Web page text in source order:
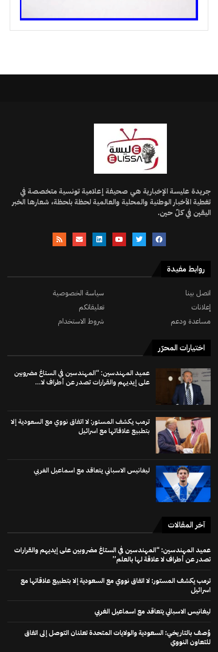
جريدة عليسة الإخبارية هي صحيفة إعلامية تونسية متخصصة في
تغطية الأخبار الوطنية والمحلية والعالمية لحظة بلحظة، شعارها الخبر
اليقين في كلّ حين.
روابط مفيدة
اتصل بينا
سياسة الخصوصية
إعلانات
تعليقاتكم
مساعدة ودعم
شروط الاستخدام
اختيارات المحرّر
عميد المهندسين: “المهندسين في الستاغ مضروبين
على إيديهم والقرارات تصدر عن أطراف لا...
ترمب يكشف المستور: لا اتفاق نووي مع السعودية إلا
بتطبيع علاقاتها مع اسرائيل
ليغانيس الاسباني يتعاقد مع اسماعيل الغربي
آخر المقالات
عميد المهندسين: “المهندسين في الستاغ مضروبين على إيديهم والقرارات
تصدر عن أطراف لا علاقة لها بالعلم”
ترمب يكشف المستور: لا اتفاق نووي مع السعودية إلا بتطبيع علاقاتها مع
اسرائيل
ليغانيس الاسباني يتعاقد مع اسماعيل الغربي
وُصف بالتاريخي: السعودية والولايات المتحدة تعلنان التوصل إلى اتفاق
للتعاون النووي